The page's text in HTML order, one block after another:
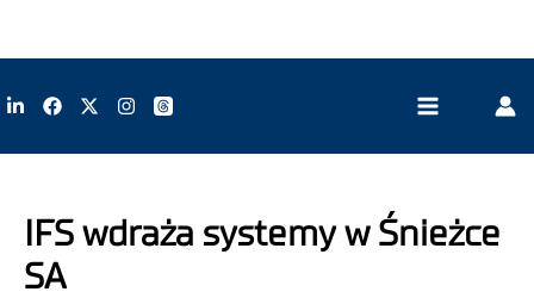
IFS wdraża systemy w Śnieżce
SA